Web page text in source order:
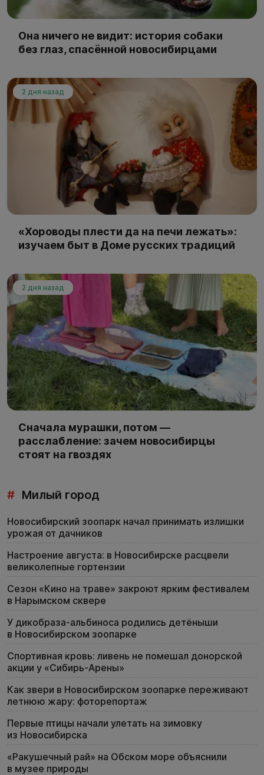
Она ничего не видит: история собаки
без глаз, спасённой новосибирцами
2 дня назад
«Хороводы плести да на печи лежать»:
изучаем быт в Доме русских традиций
2 дня назад
Сначала мурашки, потом —
расслабление: зачем новосибирцы
стоят на гвоздях
# Милый город
Новосибирский зоопарк начал принимать излишки
урожая от дачников
Настроение августа: в Новосибирске расцвели
великолепные гортензии
Сезон «Кино на траве» закроют ярким фестивалем
в Нарымском сквере
У дикобраза-альбиноса родились детёныши
в Новосибирском зоопарке
Спортивная кровь: ливень не помешал донорской
акции у «Сибирь-Арены»
Как звери в Новосибирском зоопарке переживают
летнюю жару: фоторепортаж
Первые птицы начали улетать на зимовку
из Новосибирска
«Ракушечный рай» на Обском море объяснили
в музее природы